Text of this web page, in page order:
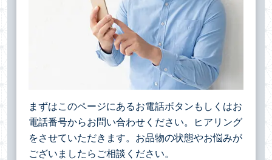
まずはこのページにあるお電話ボタンもしくはお
電話番号からお問い合わせください。ヒアリング
をさせていただきます。お品物の状態やお悩みが
ございましたらご相談ください。